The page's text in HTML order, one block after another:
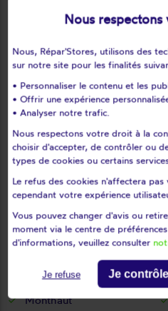
Malviès
Marquein
Marseillette
Mas-des-cours
Mazerolles-du-razès
Mérial
Miraval-cabardes
Mireval-lauragais
Molandier
Montazels
Montfort-sur-boulzane
Monthaut
Nous
Nous, Répar'Stores, utilisons des
sur notre site pour les finalités
• Personnaliser le contenu et les
• Offrir une expérience
• Analyser notre trafic.
Nous respectons votre droit à la
choisir d'accepter, de contrôler ou
types de cookies ou certains
Le refus des cookies n'affectera
cependant votre expérience
Vous pouvez changer d'avis ou
moment via le centre de
d'informations, veuillez consulter
Je refuse Je contrôle